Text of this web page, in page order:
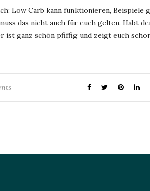
Low Carb kann funktionieren, Beispiele
das nicht auch für euch gelten. Habt
ist ganz schön pfiffig und zeigt euch